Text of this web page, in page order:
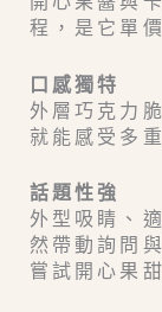
程，是它單
口感獨特
外層巧克力
就能感受多
話題性強
外型吸睛、
然帶動詢問
嘗試開心果